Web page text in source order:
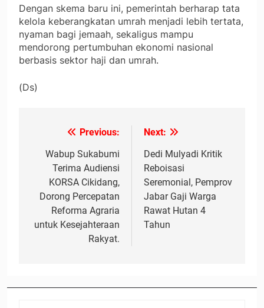
Dengan skema baru ini, pemerintah berharap tata
kelola keberangkatan umrah menjadi lebih tertata,
nyaman bagi jemaah, sekaligus mampu
mendorong pertumbuhan ekonomi nasional
berbasis sektor haji dan umrah.
(Ds)
Navigasi
pos
Previous:
Wabup Sukabumi
Terima Audiensi
KORSA Cikidang,
Dorong Percepatan
Reforma Agraria
untuk Kesejahteraan
Rakyat.
Next:
Dedi Mulyadi Kritik
Reboisasi
Seremonial, Pemprov
Jabar Gaji Warga
Rawat Hutan 4
Tahun